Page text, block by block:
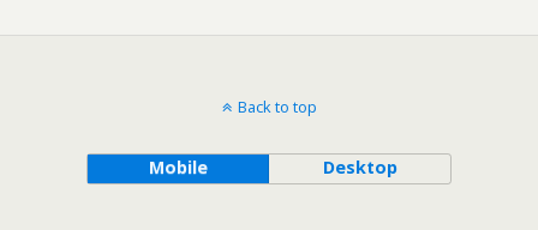
Back to top
Mobile Desktop